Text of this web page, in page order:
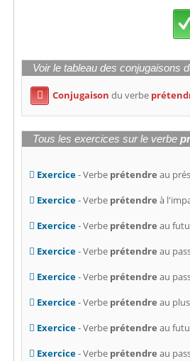
Voir le tableau des conjugaisons
 Conjugaison du verbe
Tous les exercices sur le verbe
Exercice- Verbe prétendre au
Exercice- Verbe prétendre à
Exercice- Verbe prétendre au
Exercice- Verbe prétendre au
Exercice- Verbe prétendre au
Exercice- Verbe prétendre au
Exercice- Verbe prétendre au
Exercice- Verbe prétendre au